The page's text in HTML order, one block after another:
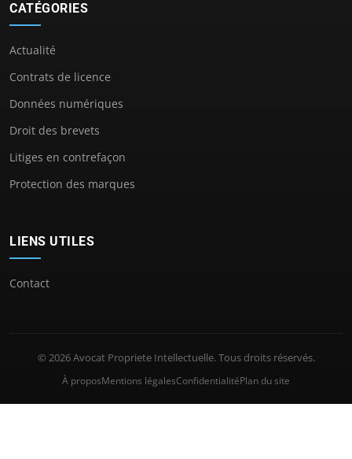
CATÉGORIES
Actualité
Contrats de licence
Données numériques
Droit des brevets
Litiges en contrefaçon
Protection des marques
LIENS UTILES
Contact
© 2026 Avocat Propriete Intellectuelle. Tous droits réservés.
À proposMentions légalesConfidentialitéPlan du site